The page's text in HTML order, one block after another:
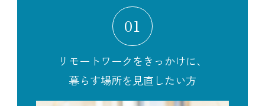
01
リモートワークをきっかけに、
暮らす場所を見直したい方